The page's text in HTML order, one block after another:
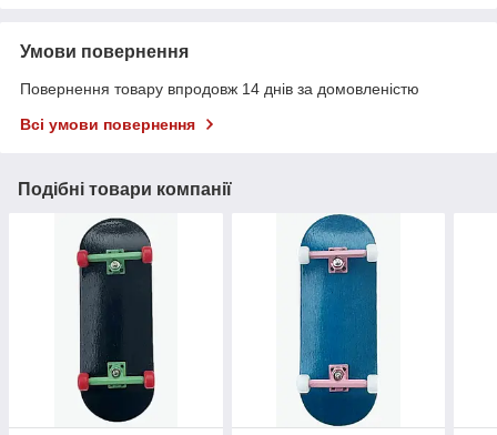
Умови повернення
Повернення товару впродовж 14 днів за домовленістю
Всі умови повернення
Подібні товари компанії